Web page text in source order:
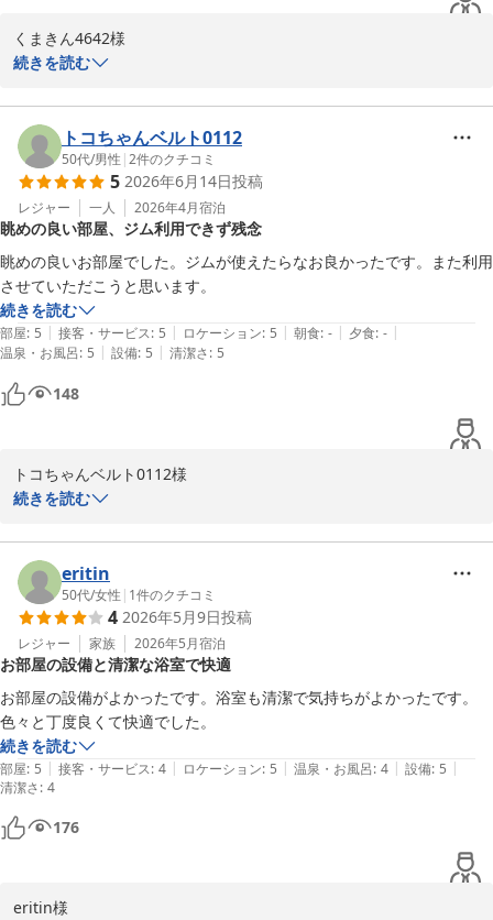
くまきん4642様
のお言葉と共に、全項目満点のご評価まで頂戴し大変光栄に存じて
おります。
引き続きご満足いただけますよう努めて参りますので、くまきん
4642様の次回のご滞在を心よりお待ち申し上げております。
リーガロイヤルホテル小倉　お客様サービス担当支配人
リーガロイヤルホテル小倉
2026-06-29
続きを読む
トコちゃんベルト0112
50代/男性 |2件のクチコミ
5 2026年6月14日投稿
レジャー 一人 2026年4月宿泊
眺めの良い部屋、ジム利用できず残念
眺めの良いお部屋でした。ジムが使えたらなお良かったです。また利用
させていただこうと思います。
続きを読む
部屋: 5 | 接客・サービス: 5 | ロケーション: 5 | 朝食: - | 夕食: - |
温泉・お風呂: 5 | 設備: 5 | 清潔さ: 5
148
トコちゃんベルト0112様
ざいました。
ジムのご利用が適いませず恐縮に存じております。
このような中、全項目満点のご評価までお寄せいただきまして厚く
御礼申し上げます。
お言葉のとおり、トコちゃんベルト0112様のまたのご利用を心より
お待ち申し上げております。
リーガロイヤルホテル小倉　お客様サービス担当支配人
リーガロイヤルホテル小倉
2026-06-15
続きを読む
eritin
50代/女性 | 1件のクチコミ
4 2026年5月9日投稿
レジャー 家族 2026年5月宿泊
お部屋の設備と清潔な浴室で快適
お部屋の設備がよかったです。浴室も清潔で気持ちがよかったです。
色々と丁度良くて快適でした。
続きを読む
部屋: 5 | 接客・サービス: 4 | ロケーション: 5 | 温泉・お風呂: 4 | 設備: 5 |
清潔さ: 4
176
eritin様